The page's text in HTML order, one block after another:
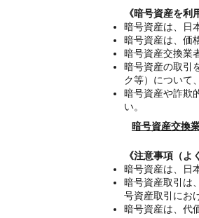
《暗号資産を利
暗号資産は、日
暗号資産は、価
暗号資産交換業
暗号資産の取引
ク等）について
暗号資産や詐欺
い。
暗号資産交換
《注意事項（よ
暗号資産は、日
暗号資産取引は
号資産取引にお
暗号資産は、代